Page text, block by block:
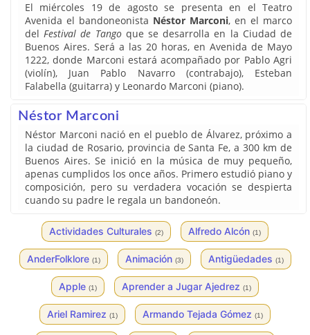
El miércoles 19 de agosto se presenta en el Teatro
Avenida el bandoneonista Néstor Marconi, en el marco
delFestival de Tangoque se desarrolla en la Ciudad de
Buenos Aires. Será a las 20 horas, en Avenida de Mayo
1222, donde Marconi estará acompañado por Pablo Agri
(violín), Juan Pablo Navarro (contrabajo), Esteban
Falabella (guitarra) y Leonardo Marconi (piano).
Néstor Marconi
Néstor Marconi nació en el pueblo de Álvarez, próximo a
la ciudad de Rosario, provincia de Santa Fe, a 300 km de
Buenos Aires. Se inició en la música de muy pequeño,
apenas cumplidos los once años. Primero estudió piano y
composición, pero su verdadera vocación se despierta
cuando su padre le regala un bandoneón.
Actividades Culturales (2) Alfredo Alcón (1)
AnderFolklore (1) Animación (3) Antigüedades (1)
Apple (1) Aprender a Jugar Ajedrez (1)
Ariel Ramirez (1) Armando Tejada Gómez (1)